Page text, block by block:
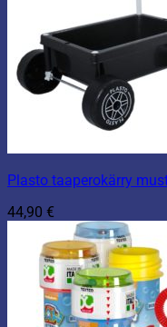
Plasto taaperokärry
44,90 €